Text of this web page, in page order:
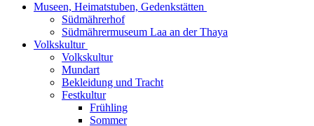
Museen, Heimatstuben, Gedenkstätten
Südmährerhof
Südmährermuseum Laa an der Thaya
Volkskultur
Volkskultur
Mundart
Bekleidung und Tracht
Festkultur
Frühling
Sommer